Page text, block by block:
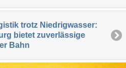
trotz Niedrigwasser:
bietet zuverlässige
Bahn